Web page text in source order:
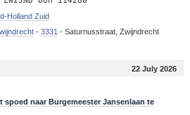
Holland Zuid
- 3331 - Saturnusstraat, Zwijndrecht
22 July 2026
spoed naar Burgemeester Jansenlaan te